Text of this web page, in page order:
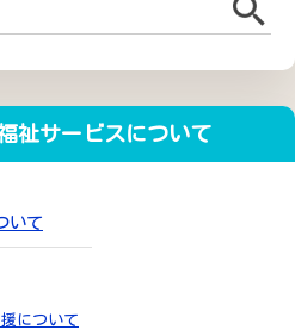
祉サービスについて
いて
について